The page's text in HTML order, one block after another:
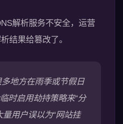
解析服务不安全，运营
结果给篡改了。
地方在雨季或节假日
时启用劫持策略来“分
量用户误以为“网站挂